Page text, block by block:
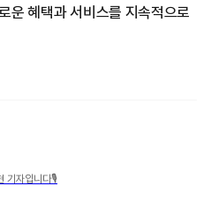
운 혜택과 서비스를 지속적으로
기자입니다🎙